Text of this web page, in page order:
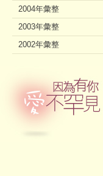
2004年彙整
2003年彙整
2002年彙整